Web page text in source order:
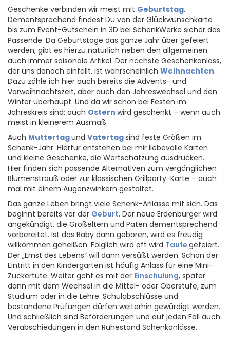
Geschenke verbinden wir meist mit Geburtstag.
Dementsprechend findest Du von der Glückwunschkarte
bis zum Event-Gutschein in 3D bei SchenkWerke sicher das
Passende. Da Geburtstage das ganze Jahr über gefeiert
werden, gibt es hierzu natürlich neben den allgemeinen
auch immer saisonale Artikel. Der nächste Geschenkanlass,
der uns danach einfällt, ist wahrscheinlich Weihnachten.
Dazu zähle ich hier auch bereits die Advents- und
Vorweihnachtszeit, aber auch den Jahreswechsel und den
Winter überhaupt. Und da wir schon bei Festen im
Jahreskreis sind: auch Ostern wird geschenkt – wenn auch
meist in kleinerem Ausmaß.
Auch Muttertagund Vatertagsind feste Größen im
Schenk-Jahr. Hierfür entstehen bei mir liebevolle Karten
und kleine Geschenke, die Wertschätzung ausdrücken.
Hier finden sich passende Alternativen zum vergänglichen
Blumenstrauß oder zur klassischen Grillparty-Karte – auch
mal mit einem Augenzwinkern gestaltet.
Das ganze Leben bringt viele Schenk-Anlässe mit sich. Das
beginnt bereits vor der Geburt. Der neue Erdenbürger wird
angekündigt, die Großeltern und Paten dementsprechend
vorbereitet. Ist das Baby dann geboren, wird es freudig
willkommen geheißen. Folglich wird oft wird Taufe gefeiert.
Der „Ernst des Lebens“ will dann versüßt werden. Schon der
Eintritt in den Kindergarten ist häufig Anlass für eine Mini-
Zuckertüte. Weiter geht es mit der Einschulung, später
dann mit dem Wechsel in die Mittel- oder Oberstufe, zum
Studium oder in die Lehre. Schulabschlüsse und
bestandene Prüfungen dürfen weiterhin gewürdigt werden.
Und schließlich sind Beförderungen und auf jeden Fall auch
Verabschiedungen in den Ruhestand Schenkanlässe.